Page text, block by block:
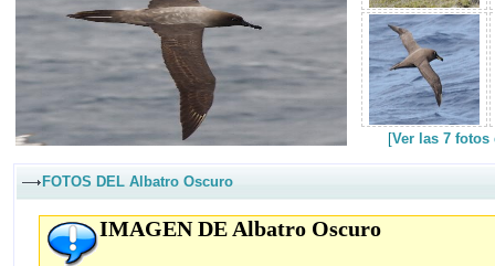
[Ver las 7
FOTOS DEL Albatro Oscuro
IMAGEN DE Albatro Oscuro